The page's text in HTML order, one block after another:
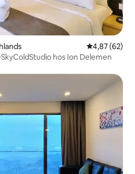
4,87 ud af 5 i
4,87 (62)
hos Ion Delemen